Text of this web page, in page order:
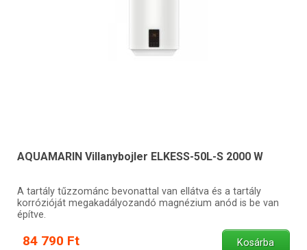
AQUAMARIN Villanybojler ELKESS-50L-S 2000 W
A tartály tűzzománc bevonattal van ellátva és a tartály
korrózióját megakadályozandó magnézium anód is be van
építve.
84 790 Ft Kosárba